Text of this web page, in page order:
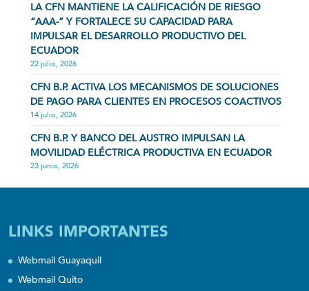
LA CFN MANTIENE LA CALIFICACIÓN DE RIESGO
“AAA-” Y FORTALECE SU CAPACIDAD PARA
IMPULSAR EL DESARROLLO PRODUCTIVO DEL
ECUADOR
22 julio, 2026
CFN B.P. ACTIVA LOS MECANISMOS DE SOLUCIONES
DE PAGO PARA CLIENTES EN PROCESOS COACTIVOS
14 julio, 2026
CFN B.P. Y BANCO DEL AUSTRO IMPULSAN LA
MOVILIDAD ELÉCTRICA PRODUCTIVA EN ECUADOR
23 junio, 2026
LINKS IMPORTANTES
Webmail Guayaquil
Webmail Quito